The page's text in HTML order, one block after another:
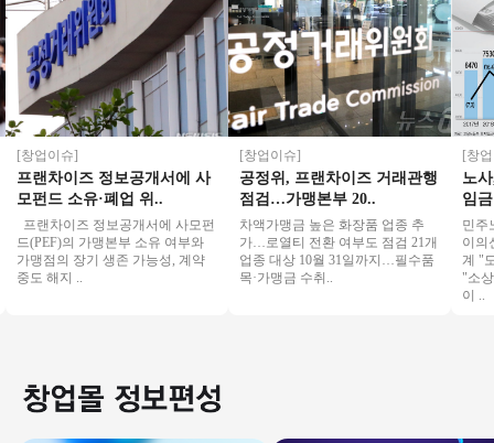
업이슈]
랜차이즈 정보공개서에 사
펀드 소유·폐업 위..
랜차이즈 정보공개서에 사모펀
(PEF)의 가맹본부 소유 여부와
맹점의 장기 생존 가능성, 계약
도 해지 ..
[창업이슈]
공정위, 프랜차이즈 거래관행
점검…가맹본부 20..
차액가맹금 높은 화장품 업종 추
가…로열티 전환 여부도 점검 21개
업종 대상 10월 31일까지…필수품
목·가맹금 수취..
[창업이
노사,
임금
민주노
이의신
계 "도
"소상
이 ..